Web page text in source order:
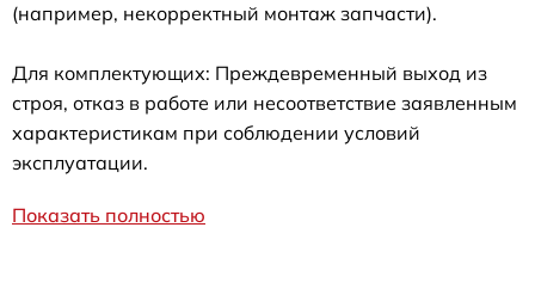
(например, некорректный монтаж запчасти).
Для комплектующих: Преждевременный выход из
строя, отказ в работе или несоответствие заявленным
характеристикам при соблюдении условий
эксплуатации.
Показать полностью